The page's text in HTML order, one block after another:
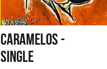
CARAMELOS -
SINGLE